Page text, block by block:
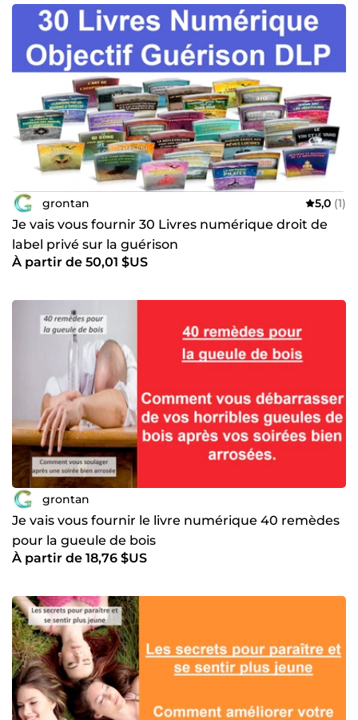
grontan 5,0 (1)
Je vais vous fournir 30 Livres numérique droit de
label privé sur la guérison
À partir de 50,01 $US
grontan
Je vais vous fournir le livre numérique 40 remèdes
pour la gueule de bois
À partir de 18,76 $US